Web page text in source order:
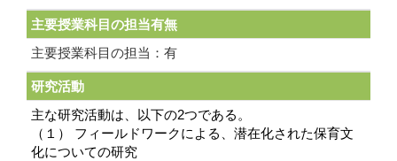
主要授業科目の担当有無
主要授業科目の担当：有
研究活動
主な研究活動は、以下の2つである。
（１） フィールドワークによる、潜在化された保育文
化についての研究